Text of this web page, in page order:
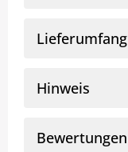
Lieferumfang
Hinweis
Bewertungen